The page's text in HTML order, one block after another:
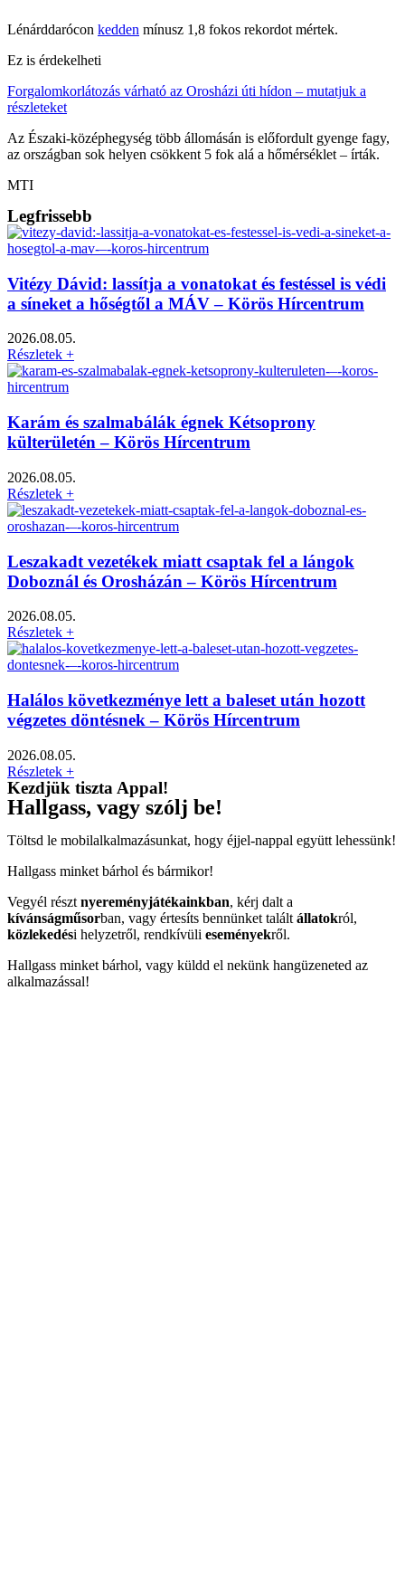
Lénárddarócon kedden mínusz 1,8 fokos rekordot mértek.
Ez is érdekelheti
Forgalomkorlátozás várható az Orosházi úti hídon – mutatjuk a
részleteket
Az Északi-középhegység több állomásán is előfordult gyenge fagy,
az országban sok helyen csökkent 5 fok alá a hőmérséklet – írták.
MTI
Legfrissebb
Vitézy Dávid: lassítja a vonatokat és festéssel is védi
a síneket a hőségtől a MÁV – Körös Hírcentrum
2026.08.05.
Részletek +
Karám és szalmabálák égnek Kétsoprony
külterületén – Körös Hírcentrum
2026.08.05.
Részletek +
Leszakadt vezetékek miatt csaptak fel a lángok
Doboznál és Orosházán – Körös Hírcentrum
2026.08.05.
Részletek +
Halálos következménye lett a baleset után hozott
végzetes döntésnek – Körös Hírcentrum
2026.08.05.
Részletek +
Kezdjük tiszta Appal!
Hallgass, vagy szólj be!
Töltsd le mobilalkalmazásunkat, hogy éjjel-nappal együtt lehessünk!
Hallgass minket bárhol és bármikor!
Vegyél részt nyereményjátékainkban, kérj dalt a
kívánságműsorban, vagy értesíts bennünket talált állatokról,
közlekedési helyzetről, rendkívüli eseményekről.
Hallgass minket bárhol, vagy küldd el nekünk hangüzeneted az
alkalmazással!